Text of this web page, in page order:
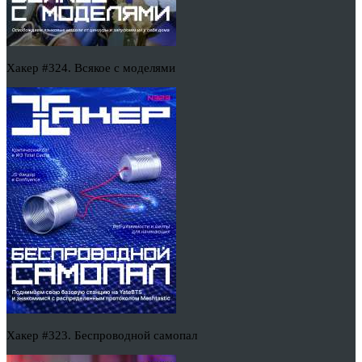
Хакер #324. Всякое с моделями
Хакер #323. Беспроводной самопал